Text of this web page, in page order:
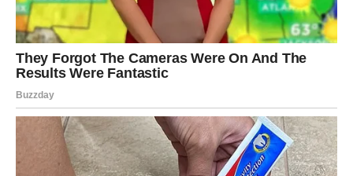
nego što trenutno možete zamisliti.